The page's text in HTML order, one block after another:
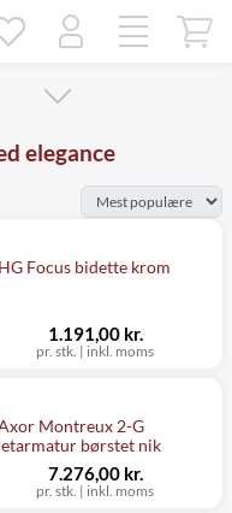
elegance
HG Focus bidette krom
pr. stk. | inkl. moms
1.191,00 kr.
Montreux 2-G
børstet nik
pr. stk. | inkl. moms
7.276,00 kr.